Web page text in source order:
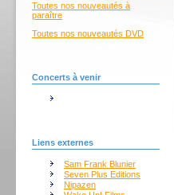
Toutes nos nouveautés à
paraître
Toutes nos nouveautés DVD
Concerts à venir
Liens externes
Sam Frank Blunier
Seven Plus Editions
Nipazen